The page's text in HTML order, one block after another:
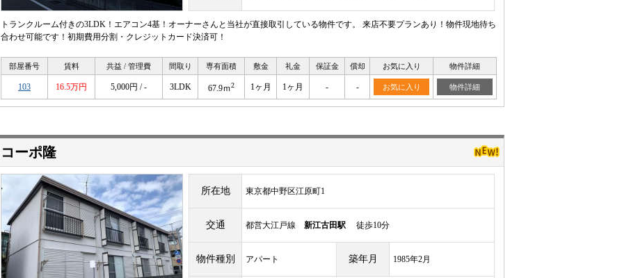
トランクルーム付きの3LDK！エアコン4基！オーナーさんと当社が直接取引している物件です。 来店不要プランあり！物件現地待ち
合わせ可能です！初期費用分割・クレジットカード決済可！
部屋番号 賃料 共益 / 管理費 間取り 専有面積 敷金 礼金 保証金 償却 お気に入り 物件詳細
103 16.5万円 5,000円 / - 3LDK 67.9ｍ2 1ヶ月 1ヶ月 - - お気に入り 物件詳細
コーポ隆
所在地 東京都中野区江原町1
交通 都営大江戸線 新江古田駅 徒歩10分
物件種別 アパート 築年月 1985年2月